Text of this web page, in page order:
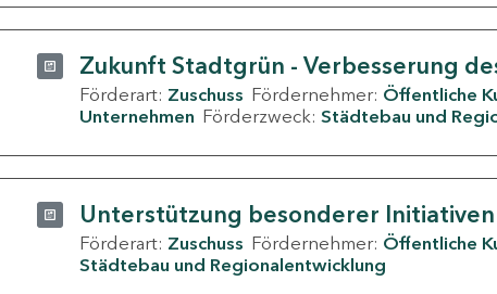
Zukunft Stadtgrün - Verbesserung
Förderart: Zuschuss Fördernehmer: Öffentliche
Unternehmen Förderzweck: Städtebau und
Unterstützung besonderer
Förderart: Zuschuss Fördernehmer: Öffentliche
Städtebau und Regionalentwicklung